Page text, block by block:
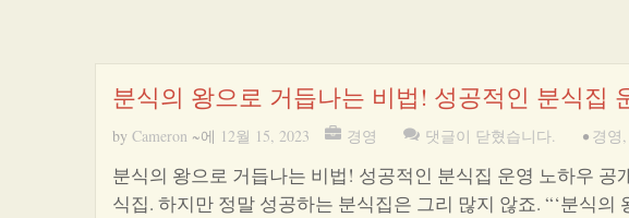
분식의 왕으로 거듭나는 비법! 성공적인 분식집
by Cameron ~에 12월 15, 2023 경영 댓글이 닫혔습니다. • 경영,
분식의 왕으로 거듭나는 비법! 성공적인 분식집 운영 노하우
식집. 하지만 정말 성공하는 분식집은 그리 많지 않죠. “‘분식